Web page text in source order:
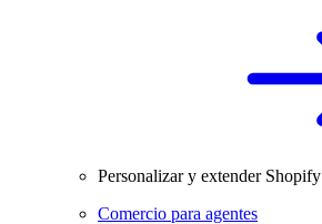
Personalizar y extender Shopify
Comercio para agentes